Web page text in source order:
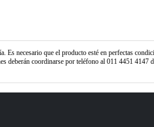
necesario que el producto esté en perfectas
deberán coordinarse por teléfono al 011 4451 4147